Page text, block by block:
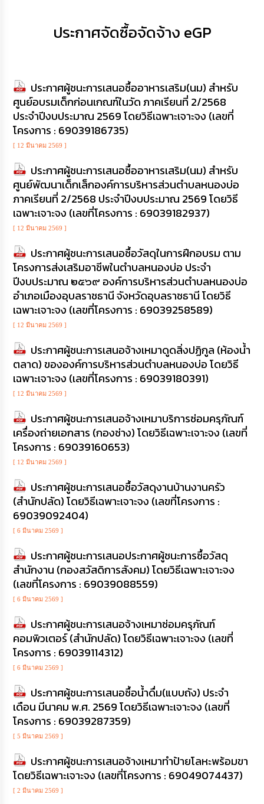
จัด
ซื้อ
จัด
จ้าง
การ
เงิน
การ
คลัง
นโยบาย
No
Gift
Policy
การ
ดำเนิน
การ
เพื่อ
ป้องกัน
การ
ทุจริต
มาตรการ
ส่ง
เสริม
คุณธรรม
ความ
โปร่งใส
ร้อง
เรียน
ร้อง
ทุกข์
e-
Service
กิจการ
สภา
กิจการ
ท้อง
ถิ่น
ของ
เรา
การ
จัดการ
ความ
รู้
ข้อมูล
การ
ติดต่อ
ประกาศจัดซื้อจัดจ้าง eGP
ประกาศผู้ชนะการเสนอซื้ออาหารเสริม(นม) สำหรับ
ศูนย์อบรมเด็กก่อนเกณฑ์ในวัด ภาคเรียนที่ 2/2568
ประจำปีงบประมาณ 2569 โดยวิธีเฉพาะเจาะจง (เลขที่
โครงการ : 69039186735)
[ 12 มีนาคม 2569 ]
ประกาศผู้ชนะการเสนอซื้ออาหารเสริม(นม) สำหรับ
ศูนย์พัฒนาเด็กเล็กองค์การบริหารส่วนตำบลหนองบ่อ
ภาคเรียนที่ 2/2568 ประจำปีงบประมาณ 2569 โดยวิธี
เฉพาะเจาะจง (เลขที่โครงการ : 69039182937)
[ 12 มีนาคม 2569 ]
ประกาศผู้ชนะการเสนอซื้อวัสดุในการฝึกอบรม ตาม
โครงการส่งเสริมอาชีพในตำบลหนองบ่อ ประจำ
ปีงบประมาณ ๒๕๖๙ องค์การบริหารส่วนตำบลหนองบ่อ
อำเภอเมืองอุบลราชธานี จังหวัดอุบลราชธานี โดยวิธี
เฉพาะเจาะจง (เลขที่โครงการ : 69039258589)
[ 12 มีนาคม 2569 ]
ประกาศผู้ชนะการเสนอจ้างเหมาดูดสิ่งปฏิกูล (ห้องน้ำ
ตลาด) ขององค์การบริหารส่วนตำบลหนองบ่อ โดยวิธี
เฉพาะเจาะจง (เลขที่โครงการ : 69039180391)
[ 12 มีนาคม 2569 ]
ประกาศผู้ชนะการเสนอจ้างเหมาบริการซ่อมครุภัณฑ์
เครื่องถ่ายเอกสาร (กองช่าง) โดยวิธีเฉพาะเจาะจง (เลขที่
โครงการ : 69039160653)
[ 12 มีนาคม 2569 ]
ประกาศผู้ชนะการเสนอซื้อวัสดุงานบ้านงานครัว
(สำนักปลัด) โดยวิธีเฉพาะเจาะจง (เลขที่โครงการ :
69039092404)
[ 6 มีนาคม 2569 ]
ประกาศผู้ชนะการเสนอประกาศผู้ชนะการซื้อวัสดุ
สำนักงาน (กองสวัสดิการสังคม) โดยวิธีเฉพาะเจาะจง
(เลขที่โครงการ : 69039088559)
[ 6 มีนาคม 2569 ]
ประกาศผู้ชนะการเสนอจ้างเหมาซ่อมครุภัณฑ์
คอมพิวเตอร์ (สำนักปลัด) โดยวิธีเฉพาะเจาะจง (เลขที่
โครงการ : 69039114312)
[ 6 มีนาคม 2569 ]
ประกาศผู้ชนะการเสนอซื้อน้ำดื่ม(แบบถัง) ประจำ
เดือน มีนาคม พ.ศ. 2569 โดยวิธีเฉพาะเจาะจง (เลขที่
โครงการ : 69039287359)
[ 5 มีนาคม 2569 ]
ประกาศผู้ชนะการเสนอจ้างเหมาทำป้ายโลหะพร้อมขา
โดยวิธีเฉพาะเจาะจง (เลขที่โครงการ : 69049074437)
[ 2 มีนาคม 2569 ]